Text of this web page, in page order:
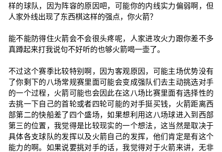
样的球队，因为阵容的原因吧，可能你的内线实力偏弱啊，但
人家外线出现了东西棋这样的强点，你火箭？
能不能防得住火箭会不会很头疼呢，人家进攻火力跟你差不多
真蹲起来打我说句不好听的也够火箭喝一壶了。
不过这个赛季比较特别啊，因为客观原因，可能主场优势没有
了你剩下的八场常规赛里面可能会变成强队们去主动挑选对手
的一个过程，火箭可能也会因此在这八场比赛里面有选择性的
去挑一下自己的首轮或者四轮可能的对手挺买钱，火箭距离西
部第二的快船差了四个盛场，如果想利用这八场球进入到西部
第三的位置，我觉得是比较现实的一个想法，这当然是取决于
具体各支球队的发挥以及火箭自己的发挥，他们肯定是有这个
能力的啊。如果说要挑对手的话，我觉得对于火箭来讲，无非